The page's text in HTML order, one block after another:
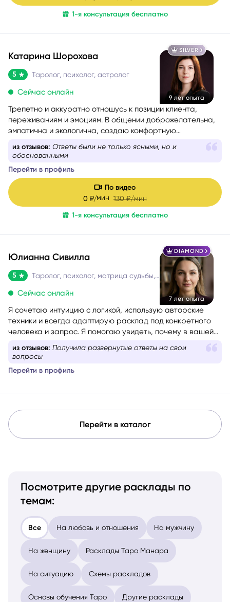
1-я консультация бесплатно
SILVER
9 лет опыта
Катарина Шорохова
5 Таролог, психолог, астролог
Сейчас онлайн
Трепетно и аккуратно отношусь к позиции клиента,
переживаниям и эмоциям. В общении доброжелательна,
эмпатична и экологична, создаю комфортную
из отзывов: Ответы были не только ясными, но и
обоснованными
Перейти в профиль
По видео
0 ₽/мин 130 ₽/мин
1-я консультация бесплатно
DIAMOND
7 лет опыта
Юлианна Сивилла
5 Таролог, психолог, матрица судьбы, нумеролог, астролог
Сейчас онлайн
Я сочетаю интуицию с логикой, использую авторские
техники и всегда адаптирую расклад под конкретного
человека и запрос. Я помогаю увидеть, почему в вашей
ресурсный путь и получить конкретные шаги, чтобы
из отзывов: Получила развернутые ответы на свои
вопросы
Перейти в профиль
Перейти в каталог
Посмотрите другие расклады по
темам:
Все На любовь и отношения На мужчину
На женщину Расклады Таро Манара
На ситуацию Схемы раскладов
Основы обучения Таро Другие расклады